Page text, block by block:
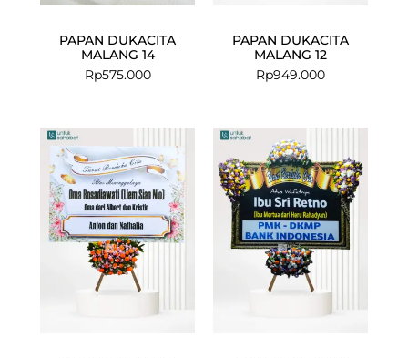
PAPAN DUKACITA
MALANG 14
Rp575.000
PAPAN DUKACITA
MALANG 12
Rp949.000
price
was:
Rp599.000.
price
is:
Rp575.000.